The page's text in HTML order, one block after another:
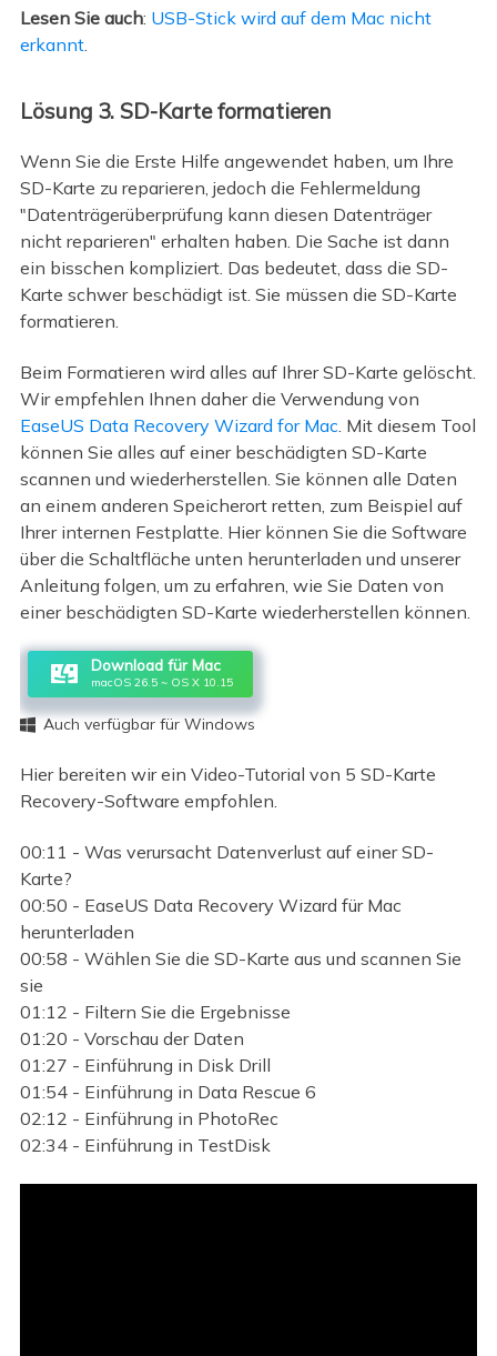
Lesen Sie auch: USB-Stick wird auf dem Mac nicht
erkannt.
Lösung 3. SD-Karte formatieren
Wenn Sie die Erste Hilfe angewendet haben, um Ihre
SD-Karte zu reparieren, jedoch die Fehlermeldung
"Datenträgerüberprüfung kann diesen Datenträger
nicht reparieren" erhalten haben. Die Sache ist dann
ein bisschen kompliziert. Das bedeutet, dass die SD-
Karte schwer beschädigt ist. Sie müssen die SD-Karte
formatieren.
Beim Formatieren wird alles auf Ihrer SD-Karte gelöscht.
Wir empfehlen Ihnen daher die Verwendung von
EaseUS Data Recovery Wizard for Mac. Mit diesem Tool
können Sie alles auf einer beschädigten SD-Karte
scannen und wiederherstellen. Sie können alle Daten
an einem anderen Speicherort retten, zum Beispiel auf
Ihrer internen Festplatte. Hier können Sie die Software
über die Schaltfläche unten herunterladen und unserer
Anleitung folgen, um zu erfahren, wie Sie Daten von
einer beschädigten SD-Karte wiederherstellen können.
Download für Mac
macOS 26.5 ~ OS X 10.15
 Auch verfügbar für Windows
Hier bereiten wir ein Video-Tutorial von 5 SD-Karte
Recovery-Software empfohlen.
00:11 - Was verursacht Datenverlust auf einer SD-
Karte?
00:50 - EaseUS Data Recovery Wizard für Mac
herunterladen
00:58 - Wählen Sie die SD-Karte aus und scannen Sie
sie
01:12 - Filtern Sie die Ergebnisse
01:20 - Vorschau der Daten
01:27 - Einführung in Disk Drill
01:54 - Einführung in Data Rescue 6
02:12 - Einführung in PhotoRec
02:34 - Einführung in TestDisk